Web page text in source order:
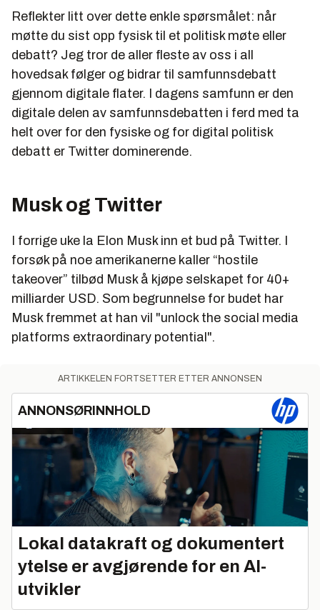
Reflekter litt over dette enkle spørsmålet: når
møtte du sist opp fysisk til et politisk møte eller
debatt? Jeg tror de aller fleste av oss i all
hovedsak følger og bidrar til samfunnsdebatt
gjennom digitale flater. I dagens samfunn er den
digitale delen av samfunnsdebatten i ferd med ta
helt over for den fysiske og for digital politisk
debatt er Twitter dominerende.
Musk og Twitter
I forrige uke la Elon Musk inn et bud på Twitter. I
forsøk på noe amerikanerne kaller “hostile
takeover” tilbød Musk å kjøpe selskapet for 40+
milliarder USD. Som begrunnelse for budet har
Musk fremmet at han vil "unlock the social media
platforms extraordinary potential".
ARTIKKELEN FORTSETTER ETTER ANNONSEN
ANNONSØRINNHOLD
Lokal datakraft og dokumentert
ytelse er avgjørende for en AI-
utvikler